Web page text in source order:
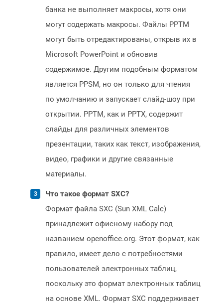
банка не выполняет макросы, хотя они
могут содержать макросы. Файлы PPTM
могут быть отредактированы, открыв их в
Microsoft PowerPoint и обновив
содержимое. Другим подобным форматом
является PPSM, но он только для чтения
по умолчанию и запускает слайд-шоу при
открытии. PPTM, как и PPTX, содержит
слайды для различных элементов
презентации, таких как текст, изображения,
видео, графики и другие связанные
материалы.
Что такое формат SXC?
Формат файла SXC (Sun XML Calc)
принадлежит офисному набору под
названием openoffice.org. Этот формат, как
правило, имеет дело с потребностями
пользователей электронных таблиц,
поскольку это формат электронных таблиц
на основе XML. Формат SXC поддерживает